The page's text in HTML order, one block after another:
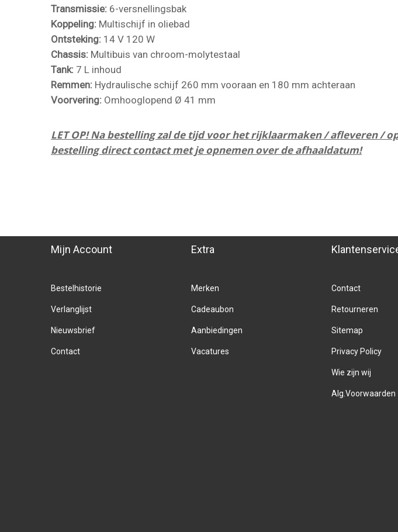
Transmissie: 6-versnellingsbak
Koppeling: Multischijf in oliebad
Ontsteking: 14 V 120 W
Chassis: Multibuis van chroom-molytestaal
Tank: 7 L inhoud
Remmen: Hydraulische schijf 260 mm vooraan en 180 mm achteraan
Voorvering: Omhooglopend Ø 41 mm
LET OP! Na bestelling zal de tijd voor het rijklaarmaken / afleveren /
bestelling direct contact met je opnemen over de afhaaldatum!
Mijn Account
Bestelhistorie
Verlanglijst
Nieuwsbrief
Contact
Extra
Merken
Cadeaubon
Aanbiedingen
Vacatures
Contact
Retourneren
Sitemap
Privacy Policy
Wie zijn wij
Alg.Voorwaarden